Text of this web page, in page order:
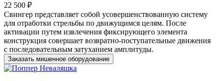
22 500 ₽
Свингер представляет собой усовершенствованную систему
для отработки стрельбы по движущимся целям. После
активации путем извлечения фиксирующего элемента
конструкция совершает возвратно-поступательные движения
с последовательным затуханием амплитуды.
Заказать мишенное оборудование